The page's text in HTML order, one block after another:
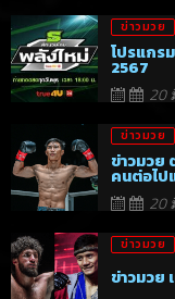
ข่าวมวย
โปรแกร
2567
20
ข่าวมวย
ข่าวมวย
คนต่อไป
20
ข่าวมวย
ข่าวมวย